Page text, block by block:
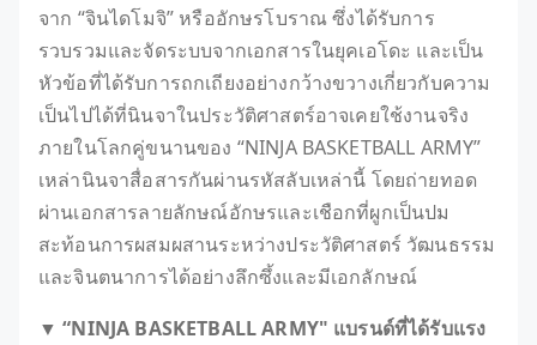
จาก “จินไดโมจิ” หรืออักษรโบราณ ซึ่งได้รับการ
รวบรวมและจัดระบบจากเอกสารในยุคเอโดะ และเป็น
หัวข้อที่ได้รับการถกเถียงอย่างกว้างขวางเกี่ยวกับความ
เป็นไปได้ที่นินจาในประวัติศาสตร์อาจเคยใช้งานจริง
ภายในโลกคู่ขนานของ “NINJA BASKETBALL ARMY”
เหล่านินจาสื่อสารกันผ่านรหัสลับเหล่านี้ โดยถ่ายทอด
ผ่านเอกสารลายลักษณ์อักษรและเชือกที่ผูกเป็นปม
สะท้อนการผสมผสานระหว่างประวัติศาสตร์ วัฒนธรรม
และจินตนาการได้อย่างลึกซึ้งและมีเอกลักษณ์
▼ “NINJA BASKETBALL ARMY" แบรนด์ที่ได้รับแรง